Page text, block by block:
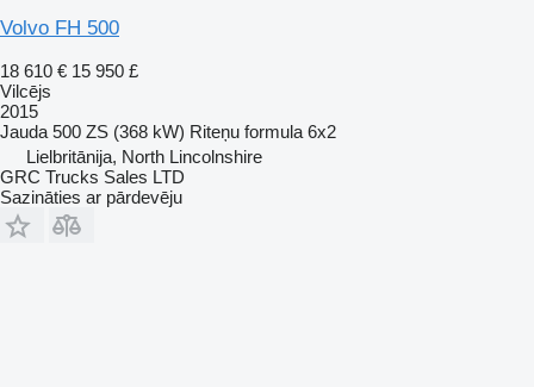
Volvo FH 500
18 610 € 15 950 £
Vilcējs
2015
Jauda 500 ZS (368 kW) Riteņu formula 6x2
Lielbritānija, North Lincolnshire
GRC Trucks Sales LTD
Sazināties ar pārdevēju